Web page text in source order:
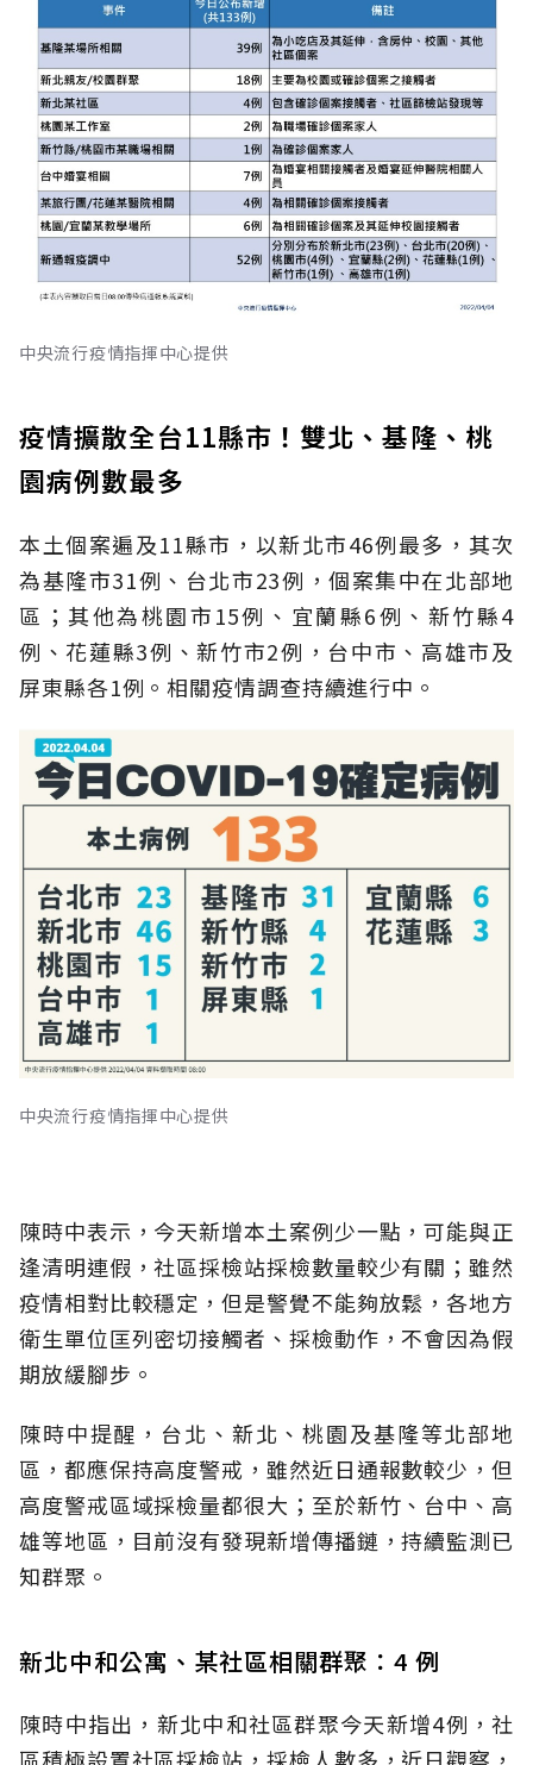
中央流行疫情指揮中心提供
疫情擴散全台11縣市！雙北、基隆、桃
園病例數最多
本土個案遍及11縣市，以新北市46例最多，其次
為基隆市31例、台北市23例，個案集中在北部地
區；其他為桃園市15例、宜蘭縣6例、新竹縣4
例、花蓮縣3例、新竹市2例，台中市、高雄市及
屏東縣各1例。相關疫情調查持續進行中。
中央流行疫情指揮中心提供
陳時中表示，今天新增本土案例少一點，可能與正
逢清明連假，社區採檢站採檢數量較少有關；雖然
疫情相對比較穩定，但是警覺不能夠放鬆，各地方
衛生單位匡列密切接觸者、採檢動作，不會因為假
期放緩腳步。
陳時中提醒，台北、新北、桃園及基隆等北部地
區，都應保持高度警戒，雖然近日通報數較少，但
高度警戒區域採檢量都很大；至於新竹、台中、高
雄等地區，目前沒有發現新增傳播鏈，持續監測已
知群聚。
新北中和公寓、某社區相關群聚：4 例
陳時中指出，新北中和社區群聚今天新增4例，社